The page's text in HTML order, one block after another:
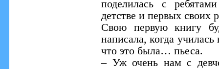
поделилась с
детстве и первых своих
Свою первую книгу
написала, когда
что это была… пьеса.
– Уж очень нам с